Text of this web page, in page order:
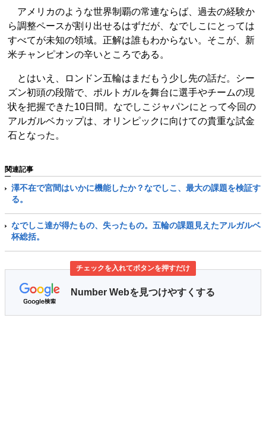
アメリカのような世界制覇の常連ならば、過去の経験か
ら調整ペースが割り出せるはずだが、なでしこにとっては
すべてが未知の領域。正解は誰もわからない。そこが、新
米チャンピオンの辛いところである。
とはいえ、ロンドン五輪はまだもう少し先の話だ。シー
ズン初頭の段階で、ポルトガルを舞台に選手やチームの現
状を把握できた10日間。なでしこジャパンにとって今回の
アルガルベカップは、オリンピックに向けての貴重な試金
石となった。
関連記事
澤不在で宮間はいかに機能したか？なでしこ、最大の課題を検証す
る。
なでしこ達が得たもの、失ったもの。五輪の課題見えたアルガルベ
杯総括。
チェックを入れてボタンを押すだけ
Number Webを見つけやすくする